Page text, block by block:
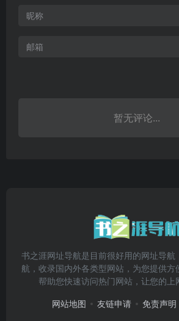
暂无评论...
书之涯网址导航是目前很好用的网址导航
航，收录国内外各类型网站，为您提供方
帮助您快速访问热门网站，让您的上
网站地图 友链申请 免责声明